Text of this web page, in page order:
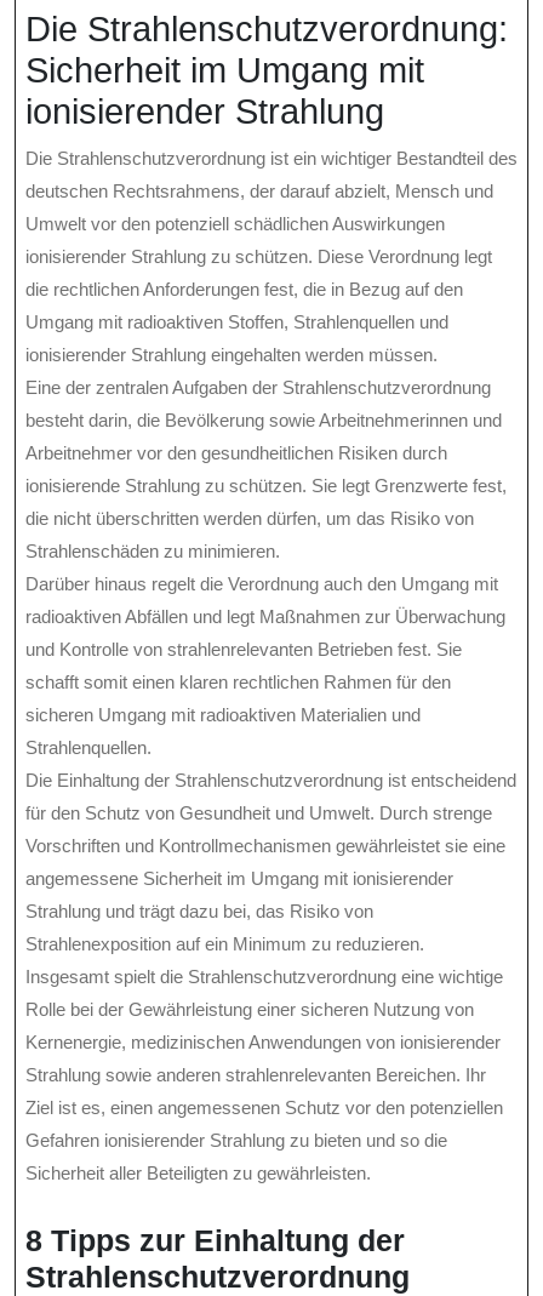
Die Strahlenschutzverordnung:
Sicherheit im Umgang mit
ionisierender Strahlung
Die Strahlenschutzverordnung ist ein wichtiger Bestandteil des
deutschen Rechtsrahmens, der darauf abzielt, Mensch und
Umwelt vor den potenziell schädlichen Auswirkungen
ionisierender Strahlung zu schützen. Diese Verordnung legt
die rechtlichen Anforderungen fest, die in Bezug auf den
Umgang mit radioaktiven Stoffen, Strahlenquellen und
ionisierender Strahlung eingehalten werden müssen.
Eine der zentralen Aufgaben der Strahlenschutzverordnung
besteht darin, die Bevölkerung sowie Arbeitnehmerinnen und
Arbeitnehmer vor den gesundheitlichen Risiken durch
ionisierende Strahlung zu schützen. Sie legt Grenzwerte fest,
die nicht überschritten werden dürfen, um das Risiko von
Strahlenschäden zu minimieren.
Darüber hinaus regelt die Verordnung auch den Umgang mit
radioaktiven Abfällen und legt Maßnahmen zur Überwachung
und Kontrolle von strahlenrelevanten Betrieben fest. Sie
schafft somit einen klaren rechtlichen Rahmen für den
sicheren Umgang mit radioaktiven Materialien und
Strahlenquellen.
Die Einhaltung der Strahlenschutzverordnung ist entscheidend
für den Schutz von Gesundheit und Umwelt. Durch strenge
Vorschriften und Kontrollmechanismen gewährleistet sie eine
angemessene Sicherheit im Umgang mit ionisierender
Strahlung und trägt dazu bei, das Risiko von
Strahlenexposition auf ein Minimum zu reduzieren.
Insgesamt spielt die Strahlenschutzverordnung eine wichtige
Rolle bei der Gewährleistung einer sicheren Nutzung von
Kernenergie, medizinischen Anwendungen von ionisierender
Strahlung sowie anderen strahlenrelevanten Bereichen. Ihr
Ziel ist es, einen angemessenen Schutz vor den potenziellen
Gefahren ionisierender Strahlung zu bieten und so die
Sicherheit aller Beteiligten zu gewährleisten.
8 Tipps zur Einhaltung der
Strahlenschutzverordnung